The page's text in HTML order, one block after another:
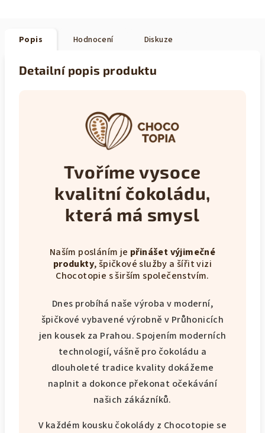
Popis Hodnocení Diskuze
Detailní popis produktu
Tvoříme vysoce
kvalitní čokoládu,
která má smysl
Naším posláním je přinášet výjimečné
produkty, špičkové služby a šířit vizi
Chocotopie s širším společenstvím.
Dnes probíhá naše výroba v moderní,
špičkové vybavené výrobně v Průhonicích
jen kousek za Prahou. Spojením moderních
technologií, vášně pro čokoládu a
dlouholeté tradice kvality dokážeme
naplnit a dokonce překonat očekávání
našich zákázníků.
V každém kousku čokolády z Chocotopie se